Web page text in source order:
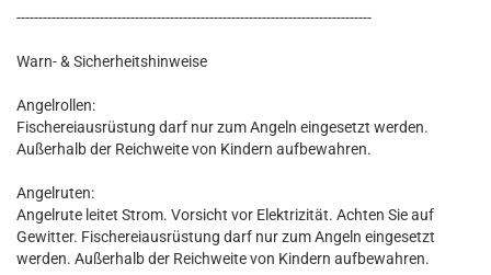
---------------------------------------------------------------------------------
Warn- & Sicherheitshinweise
Angelrollen:
Fischereiausrüstung darf nur zum Angeln eingesetzt werden.
Außerhalb der Reichweite von Kindern aufbewahren.
Angelruten:
Angelrute leitet Strom. Vorsicht vor Elektrizität. Achten Sie auf
Gewitter. Fischereiausrüstung darf nur zum Angeln eingesetzt
werden. Außerhalb der Reichweite von Kindern aufbewahren.